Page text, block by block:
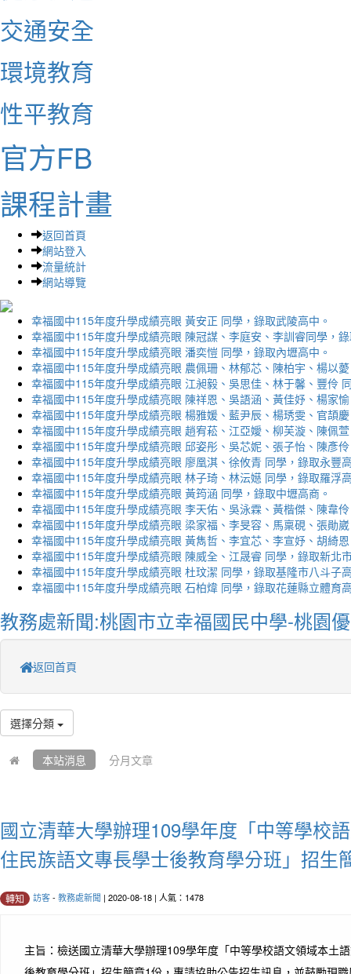
交通安全
環境教育
性平教育
官方FB
課程計畫
返回首頁
網站登入
流量統計
網站導覽
幸福國中115年度升學成績亮眼 黃安正 同學，錄取武陵高中。
幸福國中115年度升學成績亮眼 陳冠謀、李庭安、李訓睿同學，
幸福國中115年度升學成績亮眼 潘奕愷 同學，錄取內壢高中。
幸福國中115年度升學成績亮眼 農佩珊、林郁芯、陳柏宇、楊以
幸福國中115年度升學成績亮眼 江昶毅、吳思佳、林于馨、豐伶
幸福國中115年度升學成績亮眼 陳祥恩、吳語涵、黃佳妤、楊家
幸福國中115年度升學成績亮眼 楊雅媛、藍尹辰、楊琇雯、官頡
幸福國中115年度升學成績亮眼 趙宥菘、江亞嬡、柳芙漩、陳佩
幸福國中115年度升學成績亮眼 邱姿彤、吳芯妮、張子怡、陳彥
幸福國中115年度升學成績亮眼 廖凰淇、徐攸青 同學，錄取永豐
幸福國中115年度升學成績亮眼 林子琦、林沄嬨 同學，錄取羅浮
幸福國中115年度升學成績亮眼 黃筠涵 同學，錄取中壢高商。
幸福國中115年度升學成績亮眼 李天佑、吳泳霖、黃楷傑、陳韋
幸福國中115年度升學成績亮眼 梁家福、李旻容、馬稟硯、張勛
幸福國中115年度升學成績亮眼 黃雋哲、李宜芯、李宣妤、胡綺
幸福國中115年度升學成績亮眼 陳威全、江晟睿 同學，錄取新北
幸福國中115年度升學成績亮眼 杜玟潔 同學，錄取基隆市八斗子
幸福國中115年度升學成績亮眼 石柏煒 同學，錄取花蓮縣立體育
教務處新聞:桃園市立幸福國民中學-桃園
返回首頁
選擇分類
本站消息 分月文章
國立清華大學辦理109學年度「中等學校
住民族語文專長學士後教育學分班」招生
轉知 訪客- 教務處新聞 | 2020-08-18 | 人氣：1478
主旨：檢送國立清華大學辦理109學年度「中等學校語文領域本土